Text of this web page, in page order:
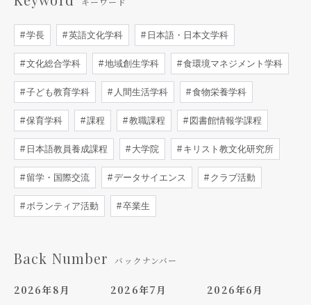
学長 英語文化学科 日本語・日本文学科
文化総合学科 地域創生学科 食環境マネジメント学科
子ども教育学科 人間生活学科 食物栄養学科
保育学科 課程 教職課程 図書館情報学課程
日本語教員養成課程 大学院 キリスト教文化研究所
留学・国際交流 データサイエンス クラブ活動
ボランティア活動 卒業生
Back Number バックナンバー
2026年8月 2026年7月
2026年6月